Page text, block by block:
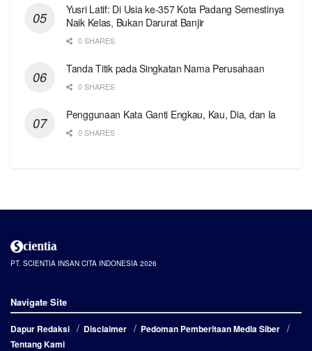
Yusri Latif: Di Usia ke-357 Kota Padang Semestinya
Naik Kelas, Bukan Darurat Banjir
0 SHARES
Tanda Titik pada Singkatan Nama Perusahaan
0 SHARES
Penggunaan Kata Ganti Engkau, Kau, Dia, dan Ia
0 SHARES
PT. SCIENTIA INSAN CITA INDONESIA 2026
Navigate Site
Dapur Redaksi Disclaimer
Pedoman Pemberitaan Media Siber
Tentang Kami